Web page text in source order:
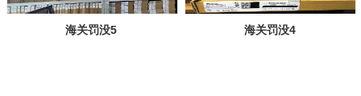
海关罚没5 海关罚没4